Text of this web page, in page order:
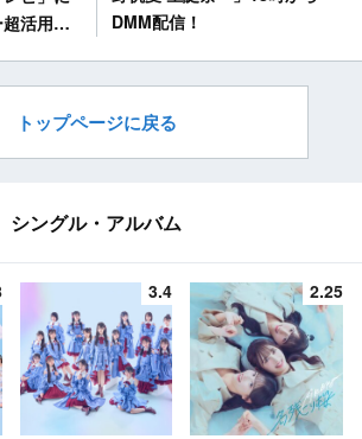
活用術
DMM配信！
トップページに戻る
シングル・アルバム
3.4 2.25